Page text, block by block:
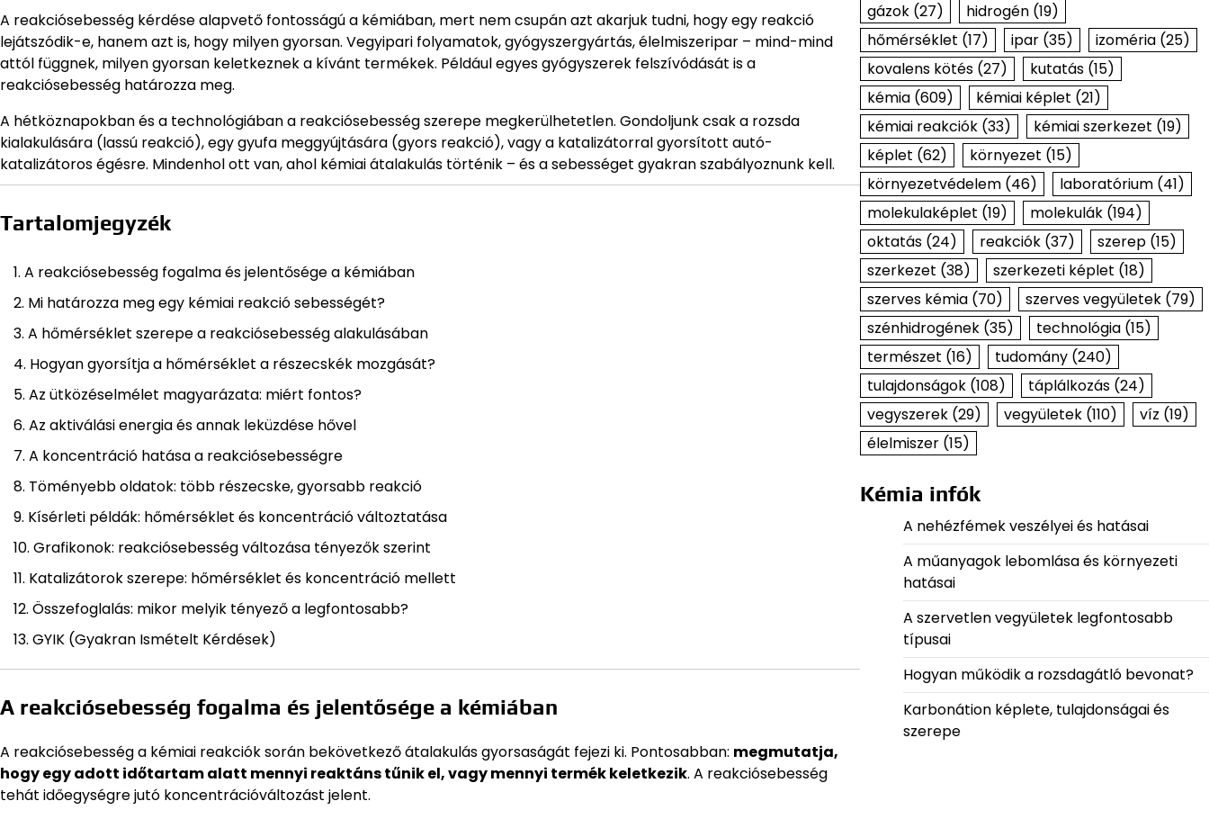
A reakciósebesség kérdése alapvető fontosságú a kémiában, mert nem csupán azt akarjuk tudni, hogy egy reakció
lejátszódik-e, hanem azt is, hogy milyen gyorsan. Vegyipari folyamatok, gyógyszergyártás, élelmiszeripar – mind-mind
attól függnek, milyen gyorsan keletkeznek a kívánt termékek. Például egyes gyógyszerek felszívódását is a
reakciósebesség határozza meg.
A hétköznapokban és a technológiában a reakciósebesség szerepe megkerülhetetlen. Gondoljunk csak a rozsda
kialakulására (lassú reakció), egy gyufa meggyújtására (gyors reakció), vagy a katalizátorral gyorsított autó-
katalizátoros égésre. Mindenhol ott van, ahol kémiai átalakulás történik – és a sebességet gyakran szabályoznunk kell.
Tartalomjegyzék
A reakciósebesség fogalma és jelentősége a kémiában
Mi határozza meg egy kémiai reakció sebességét?
A hőmérséklet szerepe a reakciósebesség alakulásában
Hogyan gyorsítja a hőmérséklet a részecskék mozgását?
Az ütközéselmélet magyarázata: miért fontos?
Az aktiválási energia és annak leküzdése hővel
A koncentráció hatása a reakciósebességre
Töményebb oldatok: több részecske, gyorsabb reakció
Kísérleti példák: hőmérséklet és koncentráció változtatása
Grafikonok: reakciósebesség változása tényezők szerint
Katalizátorok szerepe: hőmérséklet és koncentráció mellett
Összefoglalás: mikor melyik tényező a legfontosabb?
GYIK (Gyakran Ismételt Kérdések)
A reakciósebesség fogalma és jelentősége a kémiában
A reakciósebesség a kémiai reakciók során bekövetkező átalakulás gyorsaságát fejezi ki. Pontosabban: megmutatja,
hogy egy adott időtartam alatt mennyi reaktáns tűnik el, vagy mennyi termék keletkezik. A reakciósebesség
tehát időegységre jutó koncentrációváltozást jelent.
gázok(27) hidrogén(19)
hőmérséklet (17) ipar(35) izoméria(25)
kovalens kötés(27) kutatás(15)
kémia(609) kémiai képlet (21)
kémiai reakciók(33) kémiai szerkezet (19)
képlet (62) környezet (15)
környezetvédelem(46) laboratórium(41)
molekulaképlet (19) molekulák(194)
oktatás(24) reakciók(37) szerep(15)
szerkezet (38) szerkezeti képlet (18)
szerves kémia(70) szerves vegyületek(79)
szénhidrogének(35) technológia(15)
természet (16) tudomány(240)
tulajdonságok(108) táplálkozás(24)
vegyszerek(29) vegyületek(110) víz (19)
élelmiszer(15)
Kémia infók
A nehézfémek veszélyei és hatásai
A műanyagok lebomlása és környezeti
hatásai
A szervetlen vegyületek legfontosabb
típusai
Hogyan működik a rozsdagátló bevonat?
Karbonátion képlete, tulajdonságai és
szerepe